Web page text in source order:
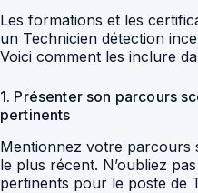
Les formations et les
un Technicien détection
Voici comment les inclure
1. Présenter son parcours
pertinents
Mentionnez votre parcours
le plus récent. N’oubliez
pertinents pour le poste de